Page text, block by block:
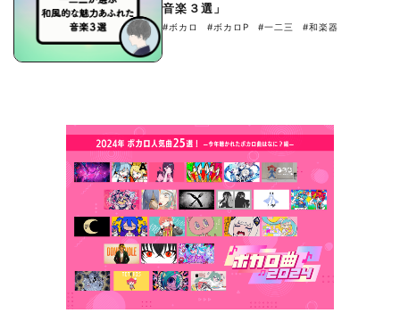
音楽３選」
#ボカロ #ボカロP #一二三 #和楽器